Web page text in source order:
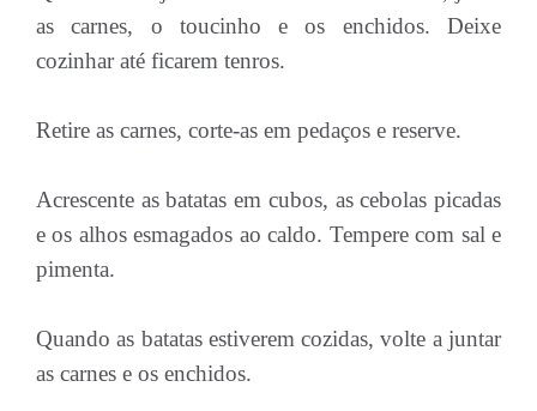
as carnes, o toucinho e os enchidos. Deixe
cozinhar até ficarem tenros.
Retire as carnes, corte-as em pedaços e reserve.
Acrescente as batatas em cubos, as cebolas picadas
e os alhos esmagados ao caldo. Tempere com sal e
pimenta.
Quando as batatas estiverem cozidas, volte a juntar
as carnes e os enchidos.